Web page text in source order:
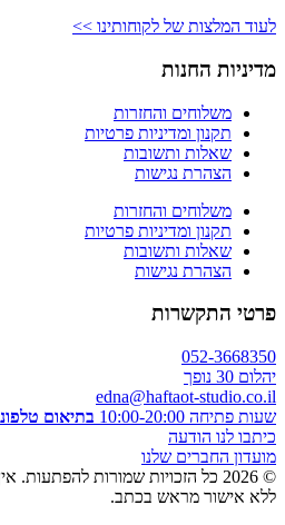
לעוד המלצות של לקוחותינו >>
מדיניות החנות
משלוחים והחזרות
תקנון ומדיניות פרטיות
שאלות ותשובות
הצהרת נגישות
משלוחים והחזרות
תקנון ומדיניות פרטיות
שאלות ותשובות
הצהרת נגישות
פרטי התקשרות
052-3668350
יהלום 30 נופך
edna@haftaot-studio.co.il
שעות פתיחה 10:00-20:00
בתיאום
כיתבו לנו הודעה
מועדון החברים שלנו
© 2026 כל הזכויות שמורות
ללא אישור מראש בכתב.